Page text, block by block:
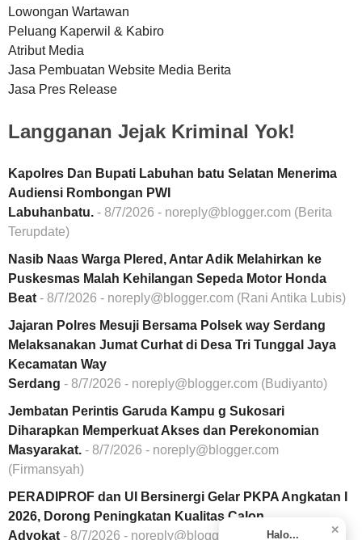
✕
Halo...
Lowongan Wartawan
Peluang Kaperwil & Kabiro
Atribut Media
Jasa Pembuatan Website Media Berita
Jasa Pres Release
Langganan Jejak Kriminal Yok!
Kapolres Dan Bupati Labuhan batu Selatan Menerima
Audiensi Rombongan PWI
Labuhanbatu. - 8/7/2026 - noreply@blogger.com (Berita
Terupdate)
Nasib Naas Warga Plered, Antar Adik Melahirkan ke
Puskesmas Malah Kehilangan Sepeda Motor Honda
Beat - 8/7/2026 - noreply@blogger.com (Rani Antika Lubis)
Jajaran Polres Mesuji Bersama Polsek way Serdang
Melaksanakan Jumat Curhat di Desa Tri Tunggal Jaya
Kecamatan Way
Serdang - 8/7/2026 - noreply@blogger.com (Budiyanto)
Jembatan Perintis Garuda Kampu g Sukosari
Diharapkan Memperkuat Akses dan Perekonomian
Masyarakat. - 8/7/2026 - noreply@blogger.com
(Firmansyah)
PERADIPROF dan UI Bersinergi Gelar PKPA Angkatan I
2026, Dorong Peningkatan Kualitas Calon
Advokat - 8/7/2026 - noreply@blogger.com (Rani Antika